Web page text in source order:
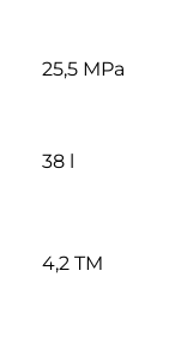
25,5 MPa
38 l
4,2 TM